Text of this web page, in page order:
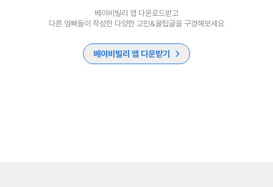
베이비빌리 앱 다운로드받고
다른 엄빠들이 작성한 다양한 고민&꿀팁글을 구경해보세요
베이비빌리 앱 다운받기